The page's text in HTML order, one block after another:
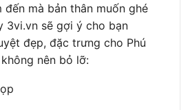
mà bản thân muốn ghé
3vi.vn sẽ gợi ý cho bạn
đẹp, đặc trưng cho Phú
nên bỏ lỡ: